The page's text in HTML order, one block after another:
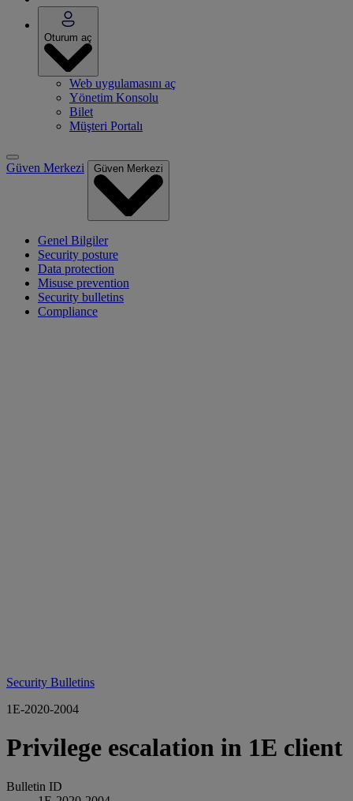
Oturum aç
Web uygulamasını aç
Yönetim Konsolu
Bilet
Müşteri Portalı
Güven Merkezi Güven Merkezi
Genel Bilgiler
Security posture
Data protection
Misuse prevention
Security bulletins
Compliance
Security Bulletins
1E-2020-2004
Privilege escalation in 1E client
Bulletin ID